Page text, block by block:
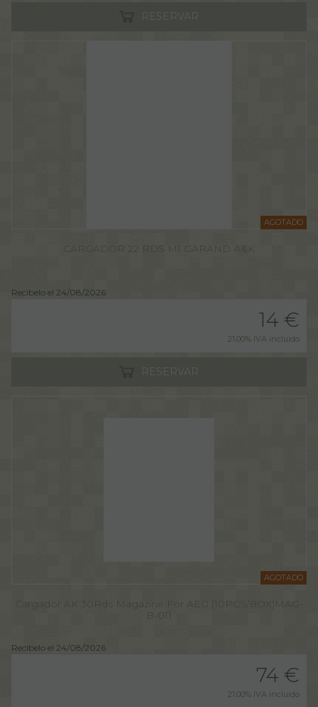
RESERVAR
AGOTADO
CARGADOR 22 RDS M1 GARAND A&K
Recíbelo el 24/08/2026
14 €
21.00% IVA incluido
RESERVAR
AGOTADO
Cargador AK 30Rds Magazine For AEG (10PCS/BOX)MAG-
B-011
Recíbelo el 24/08/2026
74 €
21.00% IVA incluido